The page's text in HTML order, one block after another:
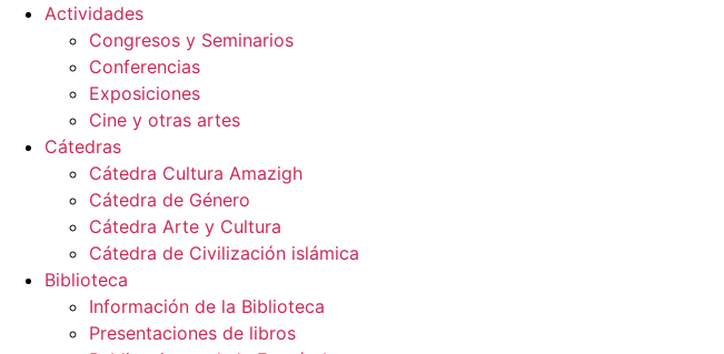
Actividades
Congresos y Seminarios
Conferencias
Exposiciones
Cine y otras artes
Cátedras
Cátedra Cultura Amazigh
Cátedra de Género
Cátedra Arte y Cultura
Cátedra de Civilización islámica
Biblioteca
Información de la Biblioteca
Presentaciones de libros